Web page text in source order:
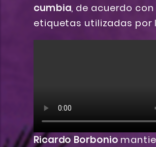
cumbia, de acuerdo con
etiquetas utilizadas por
Ricardo Borbonio